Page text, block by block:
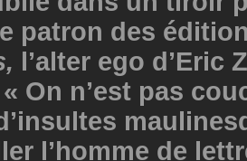
patron des
l’alter ego d’Eric
On n’est pas
l’homme de